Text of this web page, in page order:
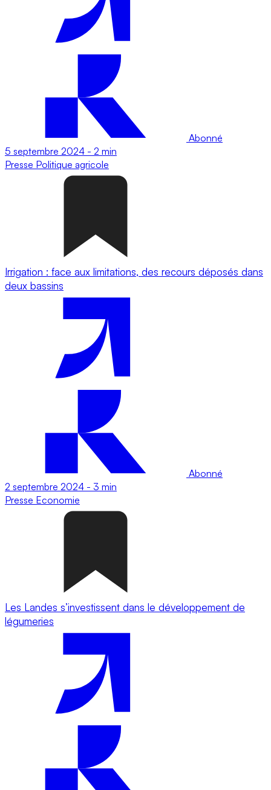
Abonné
5 septembre 2024 - 2 min
Presse Politique agricole
Irrigation : face aux limitations, des recours déposés dans
deux bassins
Abonné
2 septembre 2024 - 3 min
Presse Economie
Les Landes s’investissent dans le développement de
légumeries